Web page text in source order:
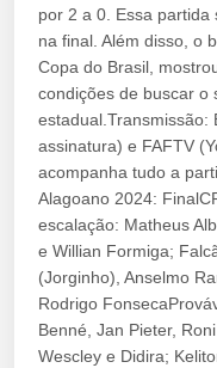
por 2 a 0. Essa
na final. Além disso, o
Copa do Brasil,
condições de buscar o
estadual.Transmissão:
assinatura) e FAFTV
acompanha tudo a
Alagoano 2024:
escalação: Matheus
e Willian Formiga;
(Jorginho), Anselmo
Rodrigo
Benné, Jan Pieter,
Wescley e Didira;